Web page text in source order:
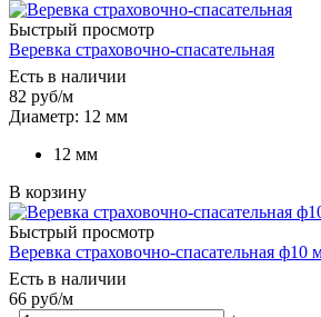
Быстрый просмотр
Веревка страховочно-спасательная
Есть в наличии
82 руб/м
Диаметр: 12 мм
12 мм
В корзину
Быстрый просмотр
Веревка страховочно-спасательная ф10
Есть в наличии
66 руб/м